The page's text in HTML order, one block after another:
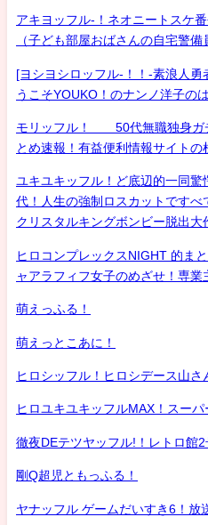
アキヨッフル-！ネオニートスケ
（子ども部屋おばさんの自宅警備
[ヨシヨシロッフル-！！-素浪人勇
うこそYOUKO！のナンノ洋子の
モリッフル！ 50代無職独身ガ
とめ速報！有益便利情報サイト
ユキユキッフル！ど底辺的一同
代！人生の強制ロスカットです
クリスタルキングボンビー脱出大
ヒロコンプレックスNIGHT 的ま
ャアラフィフ女子のめざせ！専業
萌えっふる！
萌えっとこあに！
ヒロシッフル！ヒロシデース山さ
ヒロユキユキッフルMAX！スーパ
徹夜DEテツヤッフル!！レトロ館2
剛Q超児ともっふる！
ヤナッフル ゲームだいすき6！放